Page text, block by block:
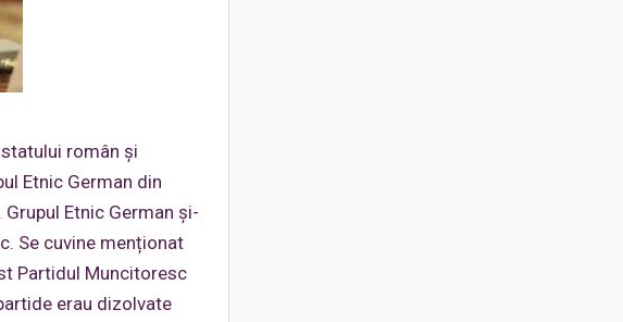
român și
Etnic German din
Etnic German și-
Se cuvine menționat
Partidul Muncitoresc
erau dizolvate